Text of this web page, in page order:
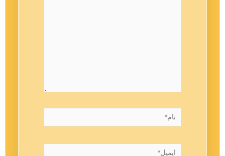
ایمیل*